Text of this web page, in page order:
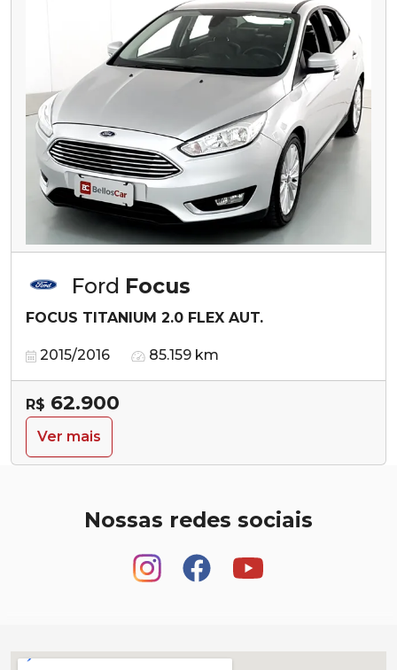
Ford Focus
FOCUS TITANIUM 2.0 FLEX AUT.
2015/2016 85.159 km
R$ 62.900
Ver mais
Nossas redes sociais